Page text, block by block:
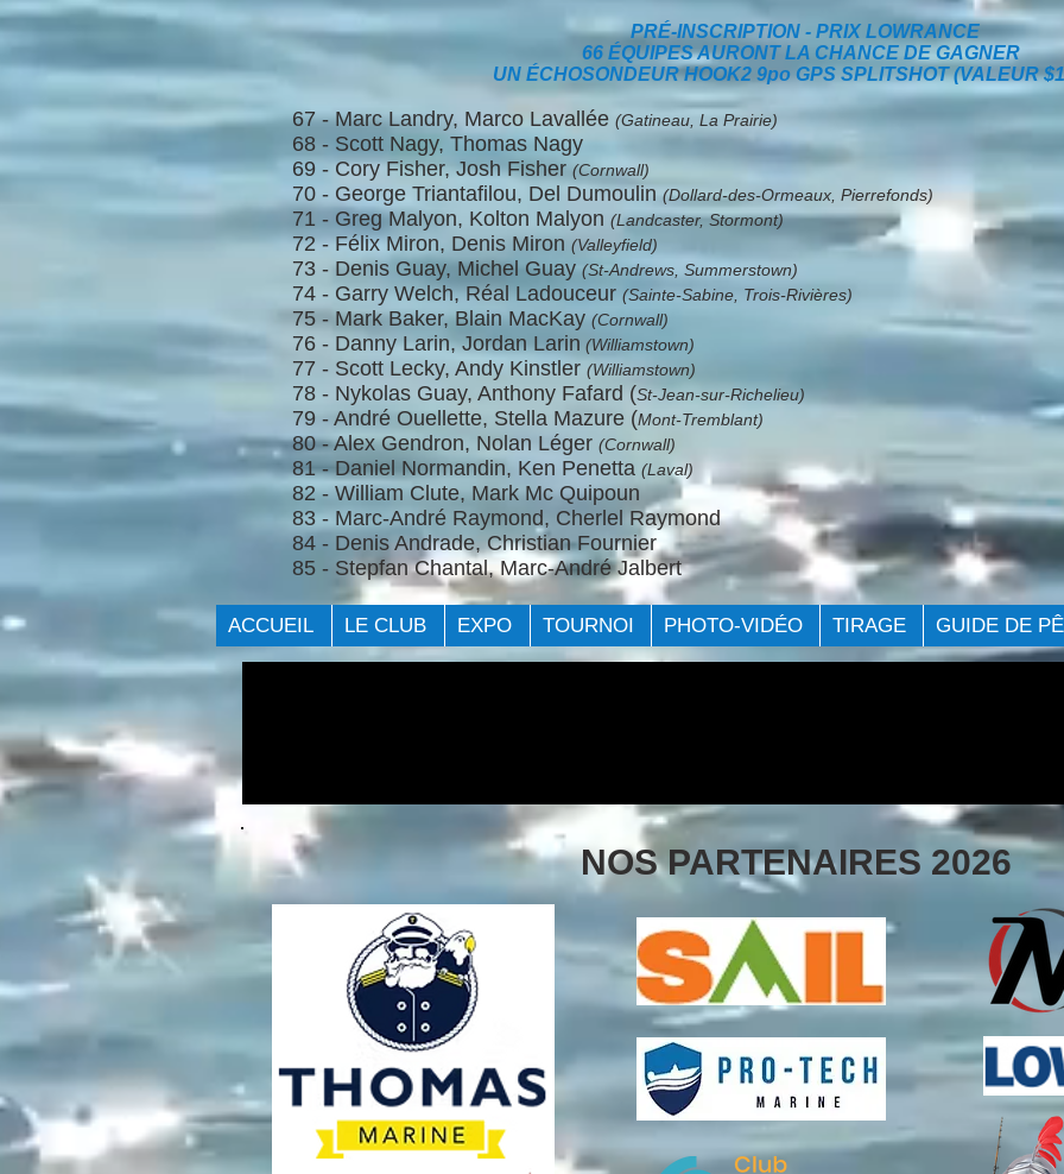
PRÉ-INSCRIPTION - PRIX LOWRANCE
66 ÉQUIPES AURONT LA CHANCE DE GAGNER
UN ÉCHOSONDEUR HOOK2 9po GPS SPLITSHOT (VALEUR
67 - Marc Landry, Marco Lavallée (Gatineau, La Prairie)
68 - Scott Nagy, Thomas Nagy
69 - Cory Fisher, Josh Fisher (Cornwall)
70 - George Triantafilou, Del Dumoulin (Dollard-des-Ormeaux, Pierrefonds)
71 - Greg Malyon, Kolton Malyon (Landcaster, Stormont)
72 - Félix Miron, Denis Miron (Valleyfield)
73 - Denis Guay, Michel Guay (St-Andrews, Summerstown)
74 - Garry Welch, Réal Ladouceur (Sainte-Sabine, Trois-Rivières)
75 - Mark Baker, Blain MacKay (Cornwall)
76 - Danny Larin, Jordan Larin (Williamstown)
77 - Scott Lecky, Andy Kinstler (Williamstown)
78 - Nykolas Guay, Anthony Fafard (St-Jean-sur-Richelieu)
79 - André Ouellette, Stella Mazure (Mont-Tremblant)
80 - Alex Gendron, Nolan Léger (Cornwall)
81 - Daniel Normandin, Ken Penetta (Laval)
82 - William Clute, Mark Mc Quipoun
83 - Marc-André Raymond, Cherlel Raymond
84 - Denis Andrade, Christian Fournier
85 - Stepfan Chantal, Marc-André Jalbert
ACCUEIL LE CLUB EXPO TOURNOI PHOTO-VIDÉO TIRAGE GUIDE DE
NOS PARTENAIRES 2026